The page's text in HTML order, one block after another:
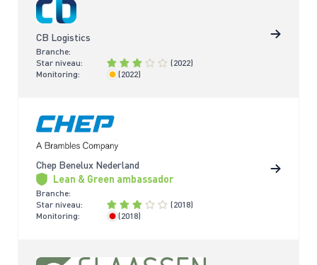
CB Logistics
Branche:
Star niveau:
(2022)
Monitoring:
< 4 jaar
(2022)
Chep Benelux Nederland
Lean & Green ambassador
Branche:
Star niveau:
(2018)
Monitoring:
> 4 jaar
(2018)